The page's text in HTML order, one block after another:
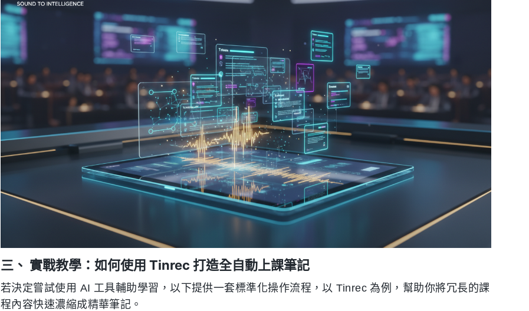
三、 實戰教學：如何使用 Tinrec 打造全自動上課筆記
若決定嘗試使用 AI 工具輔助學習，以下提供一套標準化操作流程，以 Tinrec 為例，幫助你將冗長的課
程內容快速濃縮成精華筆記。